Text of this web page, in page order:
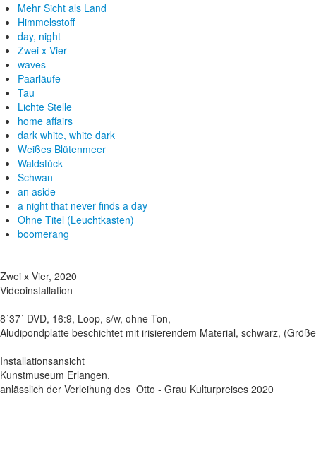
Mehr Sicht als Land
Himmelsstoff
day, night
Zwei x Vier
waves
Paarläufe
Tau
Lichte Stelle
home affairs
dark white, white dark
Weißes Blütenmeer
Waldstück
Schwan
an aside
a night that never finds a day
Ohne Titel (Leuchtkasten)
boomerang
Zwei x Vier, 2020
Videoinstallation
8´37´ DVD, 16:9, Loop, s/w, ohne Ton,
Aludipondplatte beschichtet mit irisierendem Material, schwarz,
Installationsansicht
Kunstmuseum Erlangen,
anlässlich der Verleihung des Otto - Grau Kulturpreises 2020